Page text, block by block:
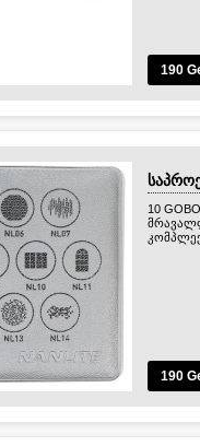
190
10
190